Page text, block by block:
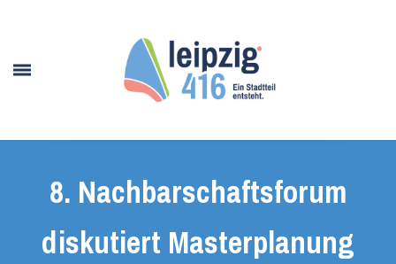
8. Nachbarschaftsforum
diskutiert Masterplanung